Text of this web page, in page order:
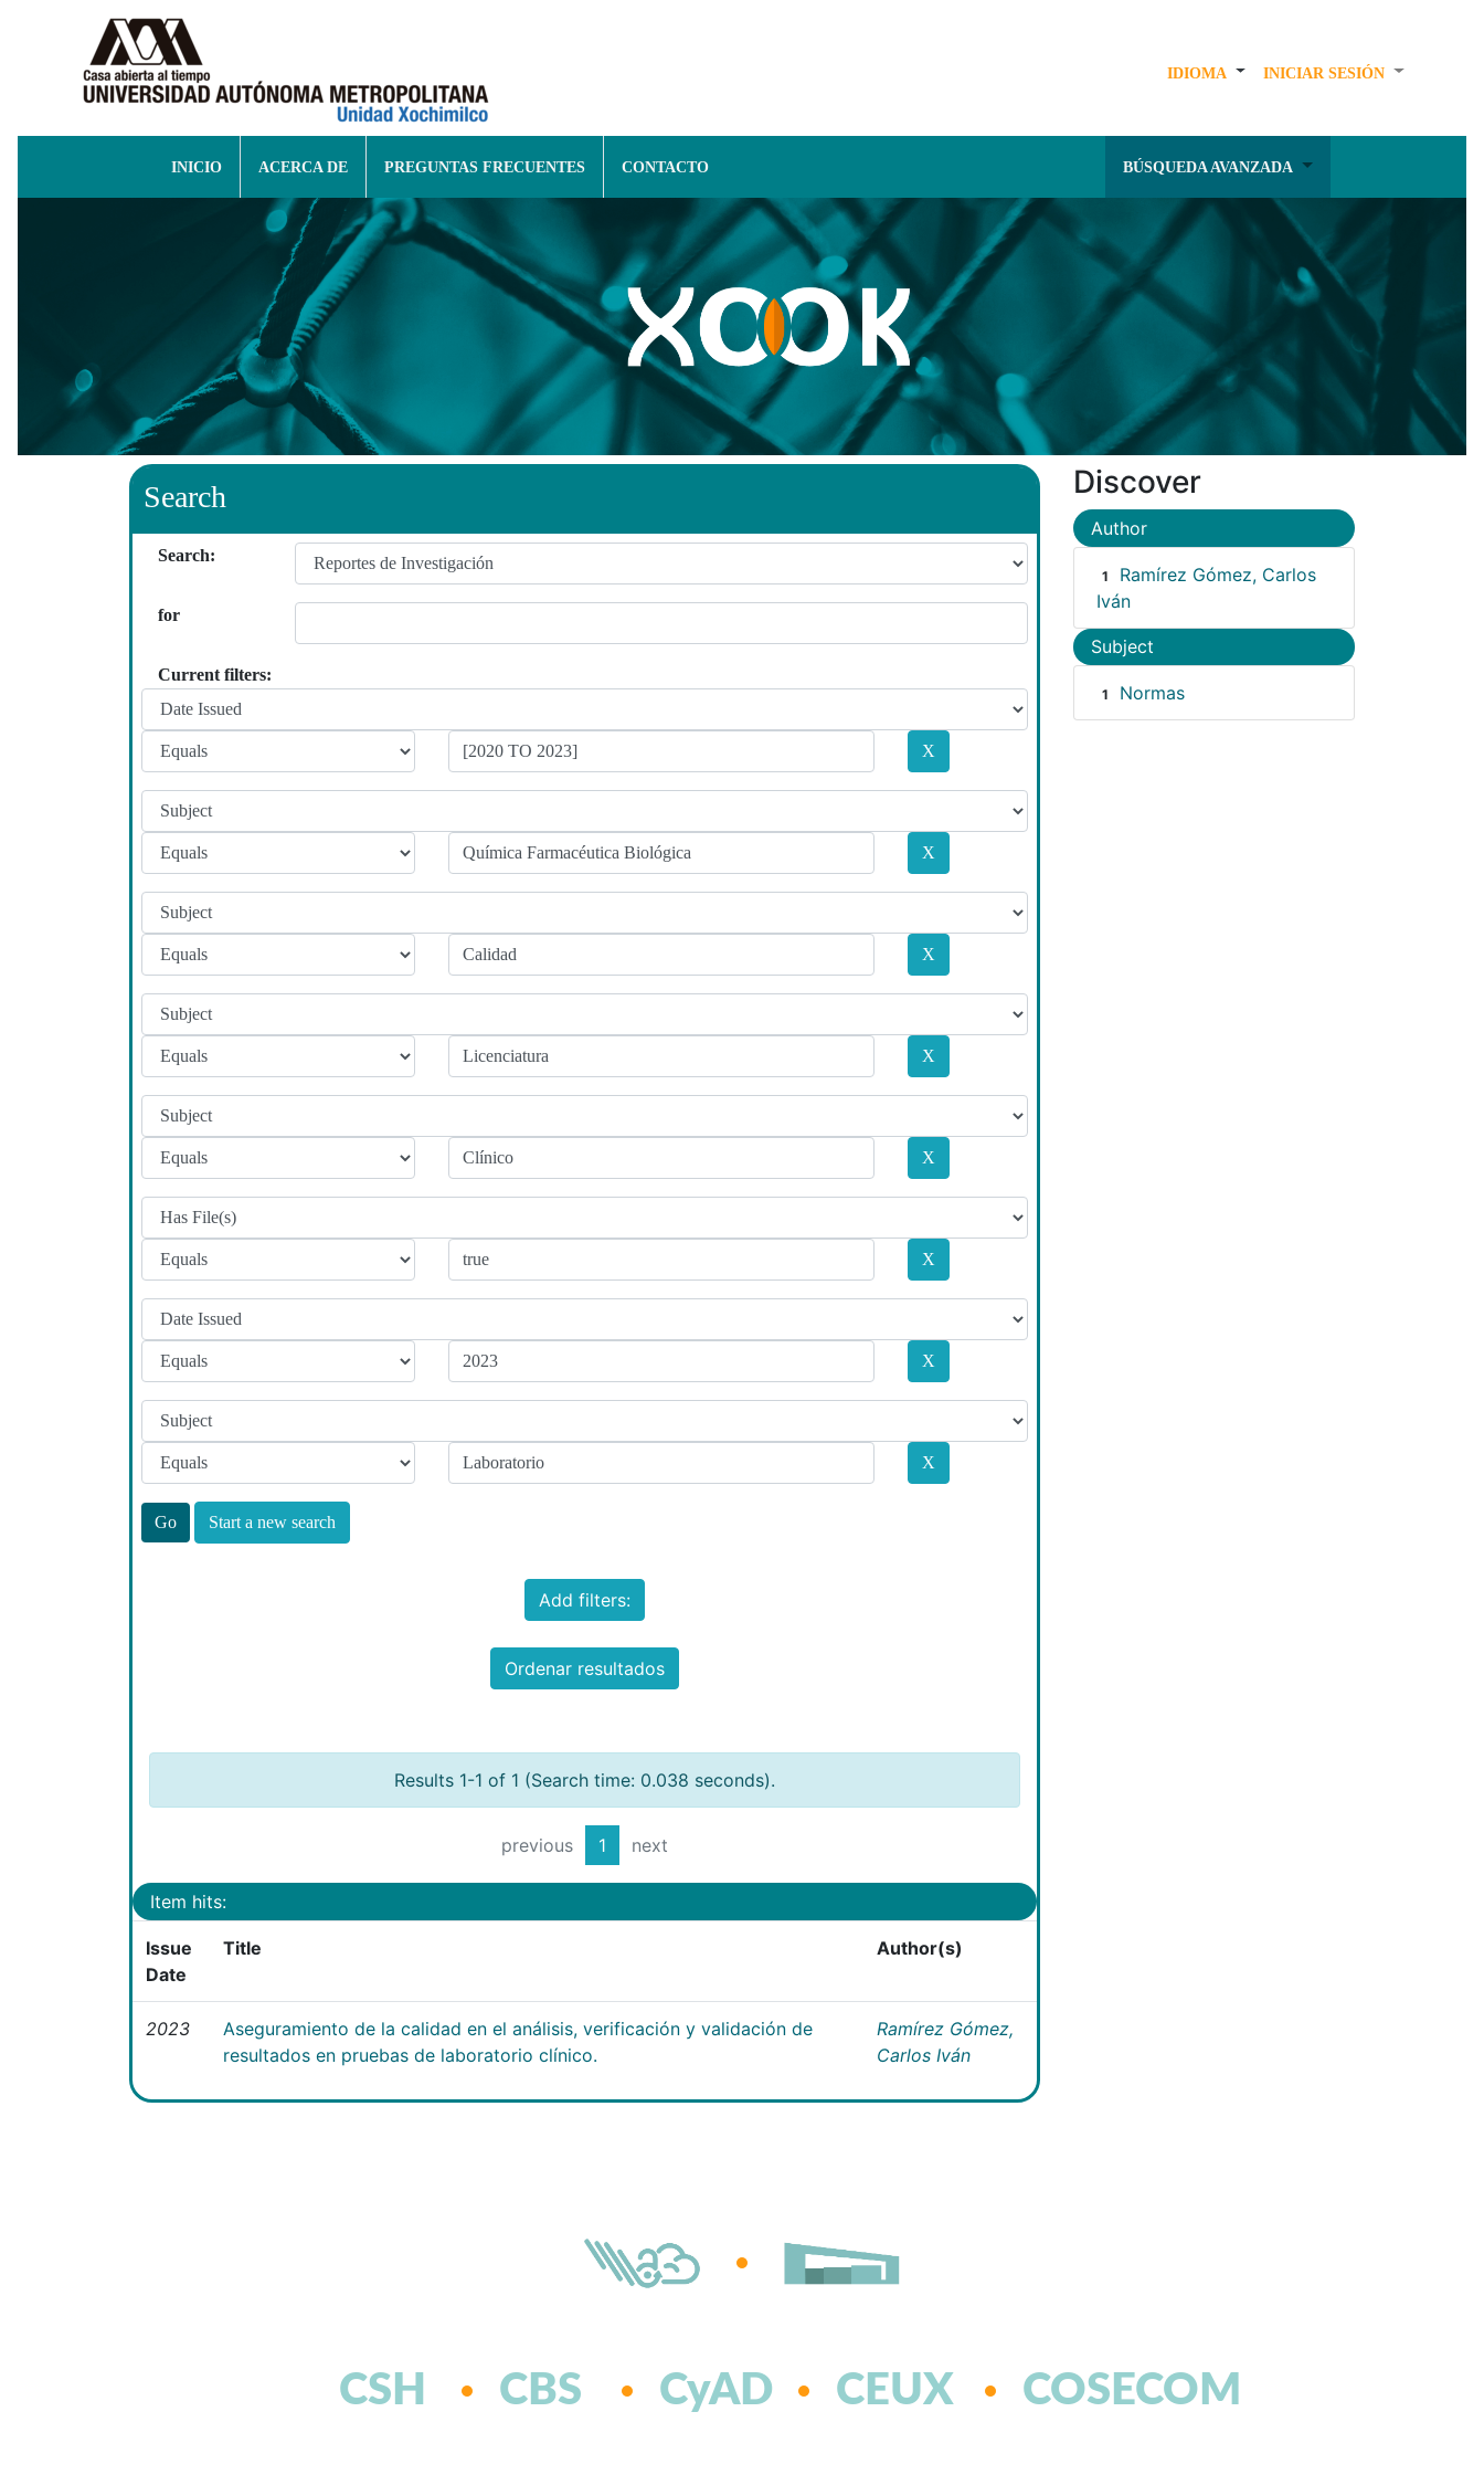
IDIOMA INICIAR SESIÓN
INICIO ACERCA DE PREGUNTAS FRECUENTES CONTACTO BÚSQUEDA AVANZADA
Search
Search:
for
Current filters:
Start a new search
Add filters:
Ordenar resultados
Results 1-1 of 1 (Search time: 0.038 seconds).
previous 1 next
Item hits:
Issue
Date
Title Author(s)
2023
Aseguramiento de la calidad en el análisis, verificación y validación de
resultados en pruebas de laboratorio clínico.
Ramírez Gómez,
Carlos Iván
Discover
Author
1
Ramírez Gómez, Carlos
Iván
Subject
1 Normas
CSH CBS CyAD CEUX COSECOM